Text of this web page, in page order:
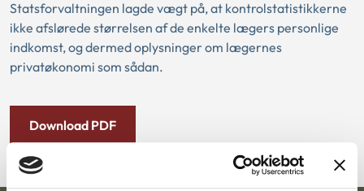
Statsforvaltningen lagde vægt på, at kontrolstatistikkerne
ikke afslørede størrelsen af de enkelte lægers personlige
indkomst, og dermed oplysninger om lægernes
privatøkonomi som sådan.
Download PDF